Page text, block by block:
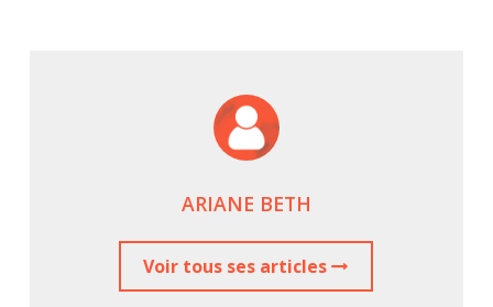
ARIANE BETH
Voir tous ses articles